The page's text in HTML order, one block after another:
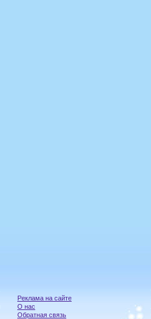
Реклама на сайте
О нас
Обратная связь